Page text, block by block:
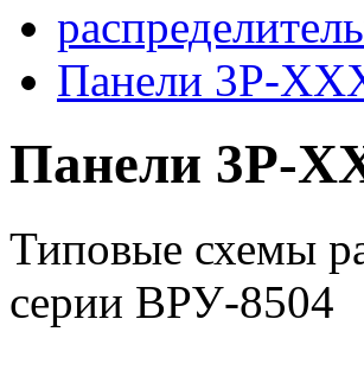
Панели 3Р-
Панели 3Р-
Типовые схемы
серии ВРУ-8504